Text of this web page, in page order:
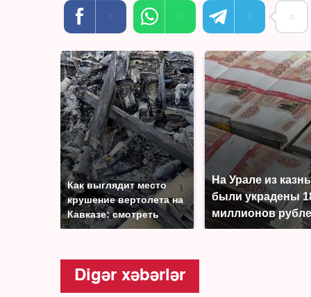
Как выглядит место
крушение вертолета на
Кавказе: смотреть
На Урале из
были украдены
миллионов
Digər xəbərlər